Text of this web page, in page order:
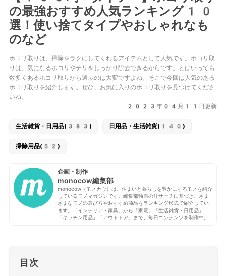
の最強おすすめ人気ランキング10
選！使い捨てタイプやおしゃれなも
のなど
ホコリ取りは、掃除をラクにしてくれるアイテムとして人気です。ホコリ取
りは、気になるホコリやチリをしっかり除去できるからです。とはいっても
数多くあるホコリ取りから選ぶのは大変ですよね。そこで今回は人気のある
ホコリ取りを紹介します。ぜひ、お気に入りのホコリ取りを見つけてくださ
いね。
2023年04月11日更新
生活雑貨・日用品(383) 日用品・生活雑貨(140)
掃除用品(52)
企画・制作
monocow編集部
monocow（モノカウ）は、住まいと暮らしを豊かにするモノを紹介
しているモノマガジンです。編集部独自のリサーチに基づき、さま
ざまなモノの選び方やおすすめ商品をランキング形式で紹介してい
ます。「インテリア・家具」から「家電」「生活雑貨・日用品」
「キッチン用品」「アウトドア」まで、毎日コンテンツを制作中。
目次